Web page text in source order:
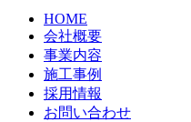
HOME
会社概要
事業内容
施工事例
採用情報
お問い合わせ